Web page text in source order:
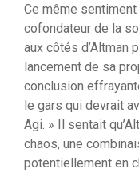
Ce même sentiment
cofondateur de la
aux côtés d’Altman
lancement de sa
conclusion
le gars qui devrait
Agi. » Il sentait
chaos, une
potentiellement en